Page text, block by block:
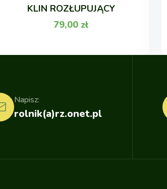
KLIN ROZŁUPUJĄCY
79,00 zł
rolnik(a)rz.onet.pl
Napisz: